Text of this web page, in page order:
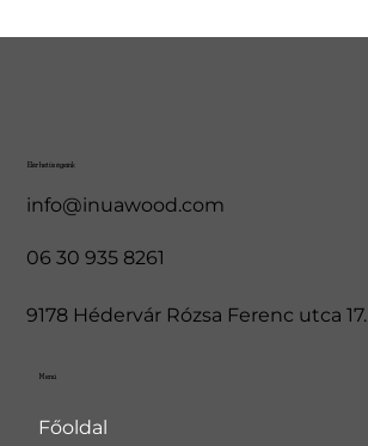
Elérhetőségeink
info@inuawood.com
06 30 935 8261
9178 Hédervár Rózsa Ferenc utca 17.
Menü
Főoldal